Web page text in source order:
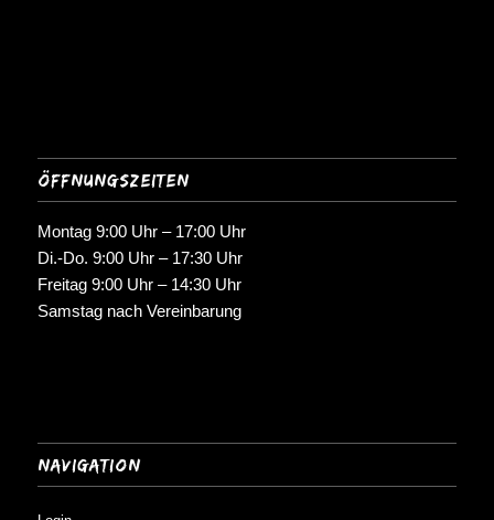
Öffnungszeiten
Montag 9:00 Uhr – 17:00 Uhr
Di.-Do. 9:00 Uhr – 17:30 Uhr
Freitag 9:00 Uhr – 14:30 Uhr
Samstag nach Vereinbarung
Navigation